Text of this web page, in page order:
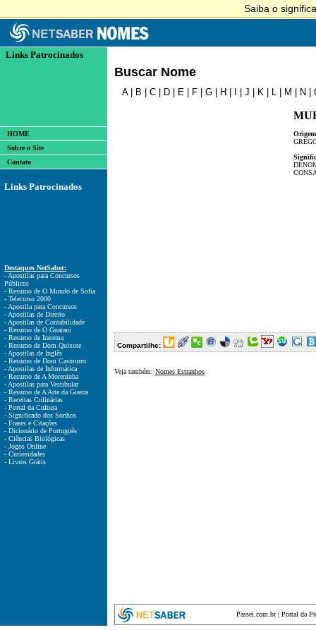
Links Patrocinados
HOME
Sobre o Site
Contato
Links Patrocinados
Destaques NetSaber:
- Apostilas para Concursos
Públicos
- Resumo de O Mundo de Sofia
- Telecurso 2000
- Apostila para Concursos
- Apostilas de Direito
- Apostilas de Contabilidade
- Resumo de O Guarani
- Resumo de Iracema
- Resumo de Dom Quixote
- Apostilas de Inglês
- Resumo de Dom Casmurro
- Apostilas de Informática
- Resumo de A Moreninha
- Apostilas para Vestibular
- Resumo de A Arte da Guerra
- Receitas Culinárias
- Portal da Cultura
- Significado dos Sonhos
- Frases e Citações
- Dicionário de Português
- Ciências Biológicas
- Jogos Online
- Curiosidades
- Livros Grátis
Buscar Nome
A| B C D E F G H J K L M N
Compartilhe:
Veja também: Nomes Estranhos
Passei.com.br| Portal da